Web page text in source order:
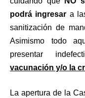
podrá ingresar a
sanitización de
Asimismo todo
presentar
vacunación y/o la
La apertura de la